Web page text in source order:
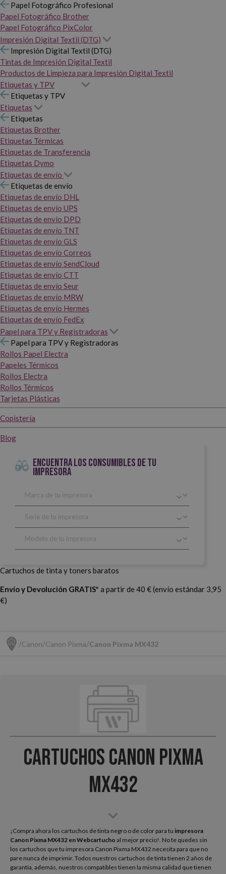
Papel Fotográfico Profesional
Papel Fotográfico Brother
Papel Fotográfico PixColor
Impresión Digital Textil (DTG)
Impresión Digital Textil (DTG)
Tintas de Impresión Digital Textil
Productos de Limpieza para Impresión Digital Textil
Etiquetas y TPV
Etiquetas y TPV
Etiquetas
Etiquetas
Etiquetas Brother
Etiquetas Térmicas
Etiquetas de Transferencia
Etiquetas Dymo
Etiquetas de envío
Etiquetas de envío
Etiquetas de envío DHL
Etiquetas de envío UPS
Etiquetas de envío DPD
Etiquetas de envío TNT
Etiquetas de envío GLS
Etiquetas de envío Correos
Etiquetas de envío SendCloud
Etiquetas de envío CTT
Etiquetas de envío Seur
Etiquetas de envío MRW
Etiquetas de envío Hermes
Etiquetas de envío FedEx
Papel para TPV y Registradoras
Papel para TPV y Registradoras
Rollos Papel Electra
Papeles Térmicos
Rollos Electra
Rollos Térmicos
Tarjetas Plásticas
Copistería
Blog
ENCUENTRA LOS CONSUMIBLES DE TU
IMPRESORA
Cartuchos de tinta y toners baratos
Envío y Devolución GRATIS* a partir de 40 € (envío estándar 3,95
€)
Canon Canon Pixma Canon Pixma MX432
Cartuchos Canon Pixma
MX432
¡Compra ahora los cartuchos de tinta negro o de color para tu impresora
Canon Pixma MX432 en Webcartucho al mejor precio!. No te quedes sin
los cartuchos que tu impresora Canon Pixma MX432 necesita para que no
pare nunca de imprimir. Todos nuestros cartuchos de tinta tienen 2 años de
garantía, además, nuestros compatibles tienen la misma calidad que tienen